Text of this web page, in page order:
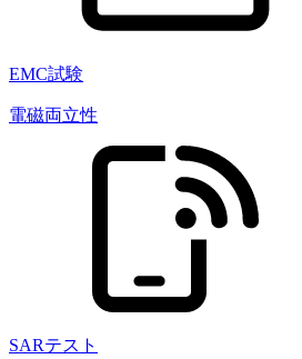
EMC試験
電磁両立性
SARテスト